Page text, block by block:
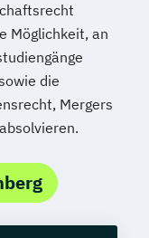
Möglichkeit, an
die
Mergers